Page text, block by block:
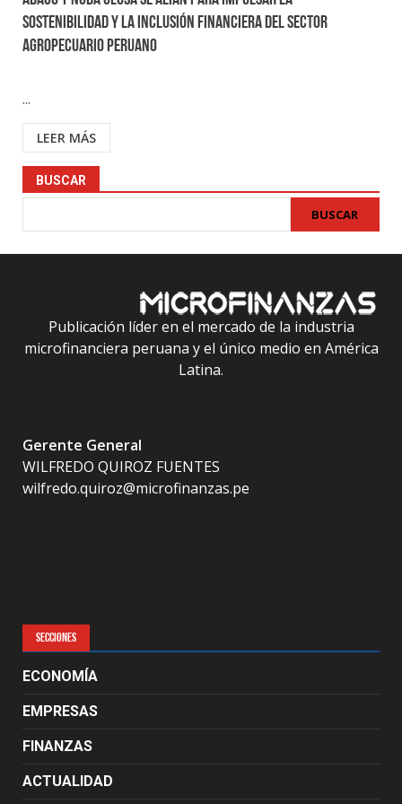
Sostenibilidad y la Inclusión Financiera del Sector
Agropecuario Peruano
...
LEER MÁS
BUSCAR
BUSCAR
Publicación líder en el mercado de la industria
microfinanciera peruana y el único medio en América
Latina.
Gerente General
WILFREDO QUIROZ FUENTES
wilfredo.quiroz@microfinanzas.pe
SECCIONES
ECONOMÍA
EMPRESAS
FINANZAS
ACTUALIDAD